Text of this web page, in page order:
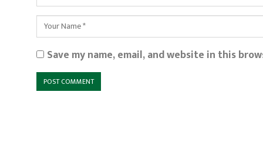
Save my name, email, and website in this